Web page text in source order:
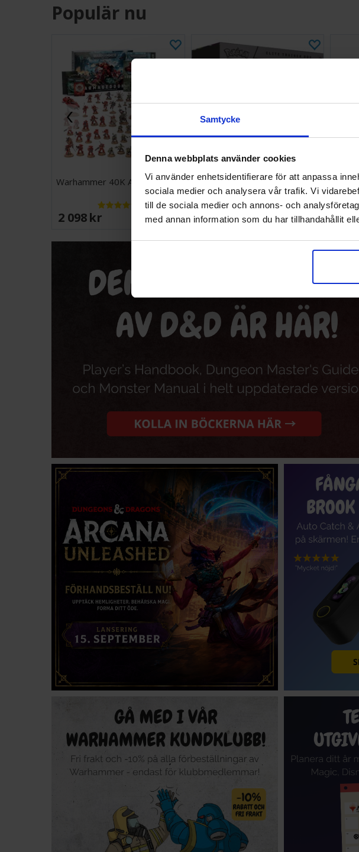
Samtycke
Denna webbplats använder cookies
Vi använder enhetsidentifierare för att anpassa
sociala medier och analysera vår trafik. Vi
till de sociala medier och annons- och
med annan information som du har tillhandahållit
Populär nu
Warhammer 40K Armageddon
2 098 SEK I lager:20+
Pokemon Pitch Black ETB
1 099 SEK I lager:9 799